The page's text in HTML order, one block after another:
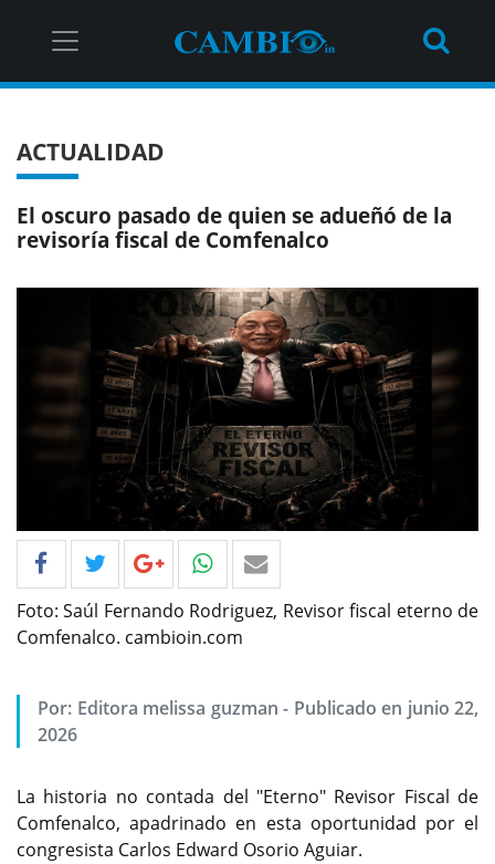
ACTUALIDAD
El oscuro pasado de quien se adueñó de la
revisoría fiscal de Comfenalco
Foto: Saúl Fernando Rodriguez, Revisor fiscal eterno de
Comfenalco. cambioin.com
Por: Editora melissa guzman - Publicado en junio 22,
2026
La historia no contada del "Eterno" Revisor Fiscal de
Comfenalco, apadrinado en esta oportunidad por el
congresista Carlos Edward Osorio Aguiar.